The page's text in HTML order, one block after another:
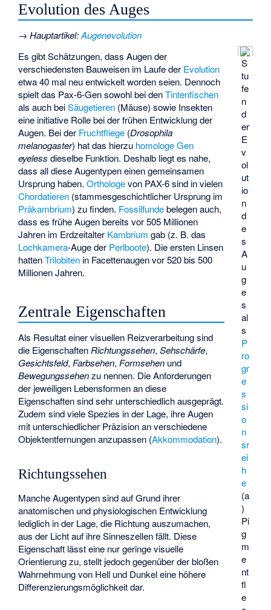
Evolution des Auges
→Hauptartikel:Augenevolution
S
tu
fe
n
d
er
E
v
ol
ut
io
n
d
e
s
A
u
g
e
s
al
s
P
ro
gr
e
s
si
o
n
sr
ei
h
e
(a
)
Pi
g
m
e
nt
fl
e
Es gibt Schätzungen, dass Augen der
verschiedensten Bauweisen im Laufe der Evolution
etwa 40 mal neu entwickelt worden seien. Dennoch
spielt das Pax-6-Gen sowohl bei denTintenfischen
als auch beiSäugetieren (Mäuse) sowie Insekten
eine initiative Rolle bei der frühen Entwicklung der
Augen. Bei der Fruchtfliege (Drosophila
melanogaster) hat das hierzu homologe Gen
eyeless dieselbe Funktion. Deshalb liegt es nahe,
dass all diese Augentypen einen gemeinsamen
Ursprung haben.Orthologevon PAX-6 sind in vielen
Chordatieren (stammesgeschichtlicher Ursprung im
Präkambrium) zu finden. Fossilfundebelegen auch,
dass es frühe Augen bereits vor 505 Millionen
Jahren im Erdzeitalter Kambrium gab (z. B. das
Lochkamera-Auge der Perlboote). Die ersten Linsen
hattenTrilobiten in Facettenaugen vor 520 bis 500
Millionen Jahren.
Zentrale Eigenschaften
Als Resultat einer visuellen Reizverarbeitung sind
die EigenschaftenRichtungssehen,Sehschärfe,
Gesichtsfeld,Farbsehen,Formsehen und
Bewegungssehenzu nennen. Die Anforderungen
der jeweiligen Lebensformen an diese
Eigenschaften sind sehr unterschiedlich ausgeprägt.
Zudem sind viele Spezies in der Lage, ihre Augen
mit unterschiedlicher Präzision an verschiedene
Objektentfernungen anzupassen (Akkommodation).
Richtungssehen
Manche Augentypen sind auf Grund ihrer
anatomischen und physiologischen Entwicklung
lediglich in der Lage, die Richtung auszumachen,
aus der Licht auf ihre Sinneszellen fällt. Diese
Eigenschaft lässt eine nur geringe visuelle
Orientierung zu, stellt jedoch gegenüber der bloßen
Wahrnehmung von Hell und Dunkel eine höhere
Differenzierungsmöglichkeit dar.